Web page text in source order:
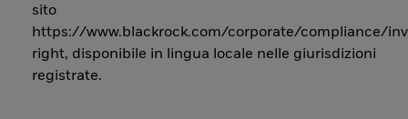
sito
https://www.blackrock.com/corporate/compliance/
right, disponibile in lingua locale nelle giurisdizioni
registrate.